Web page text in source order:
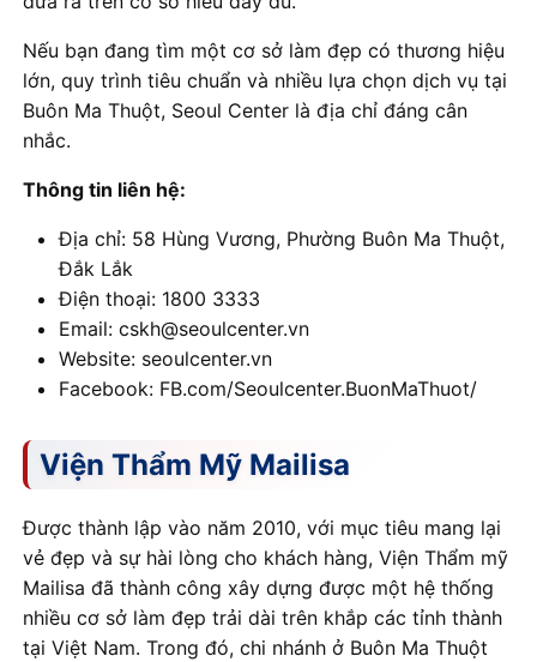
Nếu bạn đang tìm một cơ sở làm đẹp có thương hiệu
lớn, quy trình tiêu chuẩn và nhiều lựa chọn dịch vụ tại
Buôn Ma Thuột, Seoul Center là địa chỉ đáng cân
nhắc.
Thông tin liên hệ:
Địa chỉ: 58 Hùng Vương, Phường Buôn Ma Thuột,
Đắk Lắk
Điện thoại: 1800 3333
Email: cskh@seoulcenter.vn
Website: seoulcenter.vn
Facebook: FB.com/Seoulcenter.BuonMaThuot/
Viện Thẩm Mỹ Mailisa
Được thành lập vào năm 2010, với mục tiêu mang lại
vẻ đẹp và sự hài lòng cho khách hàng, Viện Thẩm mỹ
Mailisa đã thành công xây dựng được một hệ thống
nhiều cơ sở làm đẹp trải dài trên khắp các tỉnh thành
tại Việt Nam. Trong đó, chi nhánh ở Buôn Ma Thuột